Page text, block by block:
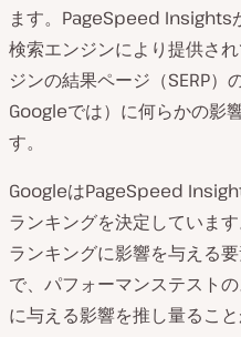
ます。PageSpeed Insights
検索エンジンにより提供さ
ジンの結果ページ（SERP）
Googleでは）に何らかの影
す。
GoogleはPageSpeed
ランキングを決定していま
ランキングに影響を与える
で、パフォーマンステスト
に与える影響を推し量ること